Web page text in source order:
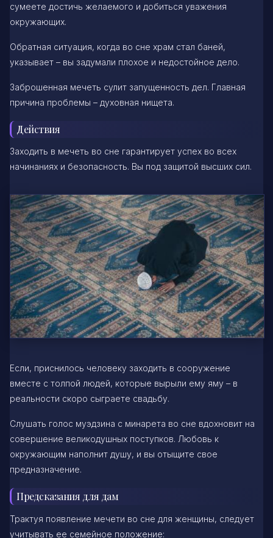
сумеете достичь желаемого и добиться уважения
окружающих.
Обратная ситуация, когда во сне храм стал баней,
указывает – вы задумали плохое и недостойное дело.
Заброшенная мечеть сулит запущенность дел. Главная
причина проблемы – духовная нищета.
Действия
Заходить в мечеть во сне гарантирует успех во всех
начинаниях и безопасность. Вы под защитой высших сил.
Если, приснилось человеку заходить в сооружение
вместе с толпой людей, которые вырыли ему яму – в
реальности скоро сыграете свадьбу.
Слушать голос муэдзина с минарета во сне вдохновит на
совершение великодушных поступков. Любовь к
окружающим наполнит душу, и вы отыщите свое
предназначение.
Предсказания для дам
Трактуя появление мечети во сне для женщины, следует
учитывать ее семейное положение: